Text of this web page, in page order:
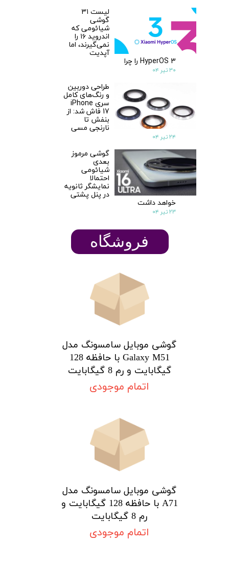
★
گوشی موبایل سامسونگ مدل
Galaxy M51 با حافظه 128
گیگابایت و رم 8 گیگابایت
اتمام موجودی
گوشی موبایل سامسونگ مدل
A71 با حافظه 128 گیگابایت و
رم 8 گیگابایت
اتمام موجودی
​​​​فروشگاه
لیست ۳۱
گوشی
شیائومی که
اندروید ۱۶ را
نمی‌گیرند، اما
آپدیت
HyperOS 3 را چرا
۳۰ تیر ۰۴
طراحی دوربین
و رنگ‌های کامل
سری iPhone
17 فاش شد: از
بنفش تا
نارنجی مسی
۲۴ تیر ۰۴
گوشی مرموز
بعدی
شیائومی
احتمالا
نمایشگر ثانویه
در پنل پشتی
خواهد داشت
۲۳ تیر ۰۴